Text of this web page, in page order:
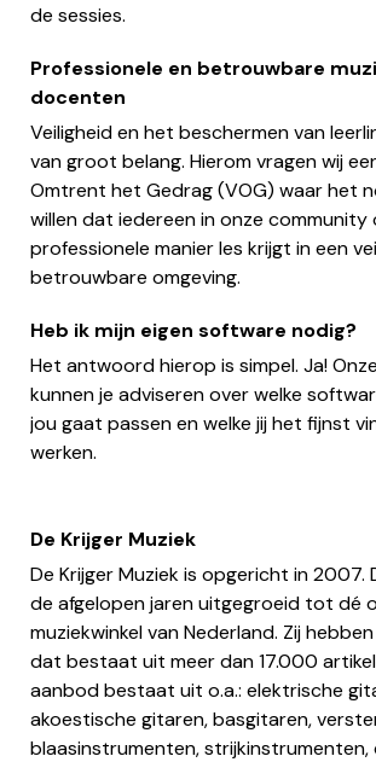
de sessies.
Professionele en betrouwbare
docenten
Veiligheid en het beschermen van
van groot belang. Hierom vragen wij
Omtrent het Gedrag (VOG) waar het
willen dat iedereen in onze community
professionele manier les krijgt in een
betrouwbare omgeving.
Heb ik mijn eigen software nodig?
Het antwoord hierop is simpel. Ja!
kunnen je adviseren over welke
jou gaat passen en welke jij het fijnst
werken.
De Krijger Muziek
De Krijger Muziek is opgericht in 2007.
de afgelopen jaren uitgegroeid tot dé
muziekwinkel van Nederland. Zij
dat bestaat uit meer dan 17.000
aanbod bestaat uit o.a.: elektrische
akoestische gitaren, basgitaren,
blaasinstrumenten,